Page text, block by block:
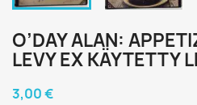
O’DAY ALAN:
LEVY EX KÄYTETTY
3,00 €